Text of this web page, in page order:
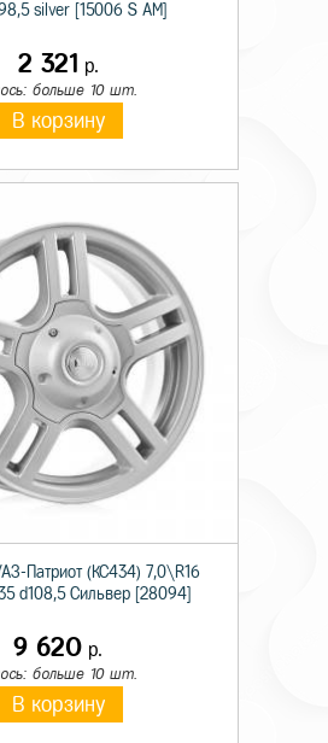
silver [15006 S AM]
2 321 р.
больше 10 шт.
В корзину
Патриот (КС434) 7,0\R16
d108,5 Сильвер [28094]
9 620 р.
больше 10 шт.
В корзину